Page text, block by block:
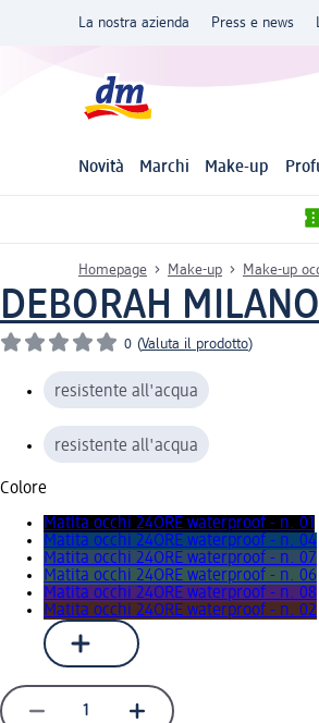
La nostra azienda Press e news
Novità Marchi Make-up
Homepage Make-up Make-up
DEBORAH MILANO
0 (Valuta il prodotto)
resistente all'acqua
resistente all'acqua
Colore
Matita occhi 24ORE waterproof - n. 01
Matita occhi 24ORE waterproof - n. 04
Matita occhi 24ORE waterproof - n. 07
Matita occhi 24ORE waterproof - n. 06
Matita occhi 24ORE waterproof - n. 08
Matita occhi 24ORE waterproof - n. 02